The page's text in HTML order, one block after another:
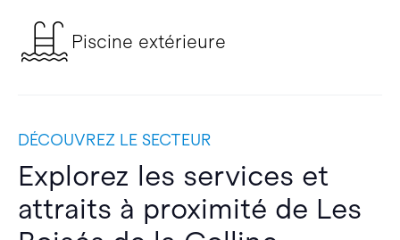
Piscine extérieure
DÉCOUVREZ LE SECTEUR
Explorez les services et
attraits à proximité de Les